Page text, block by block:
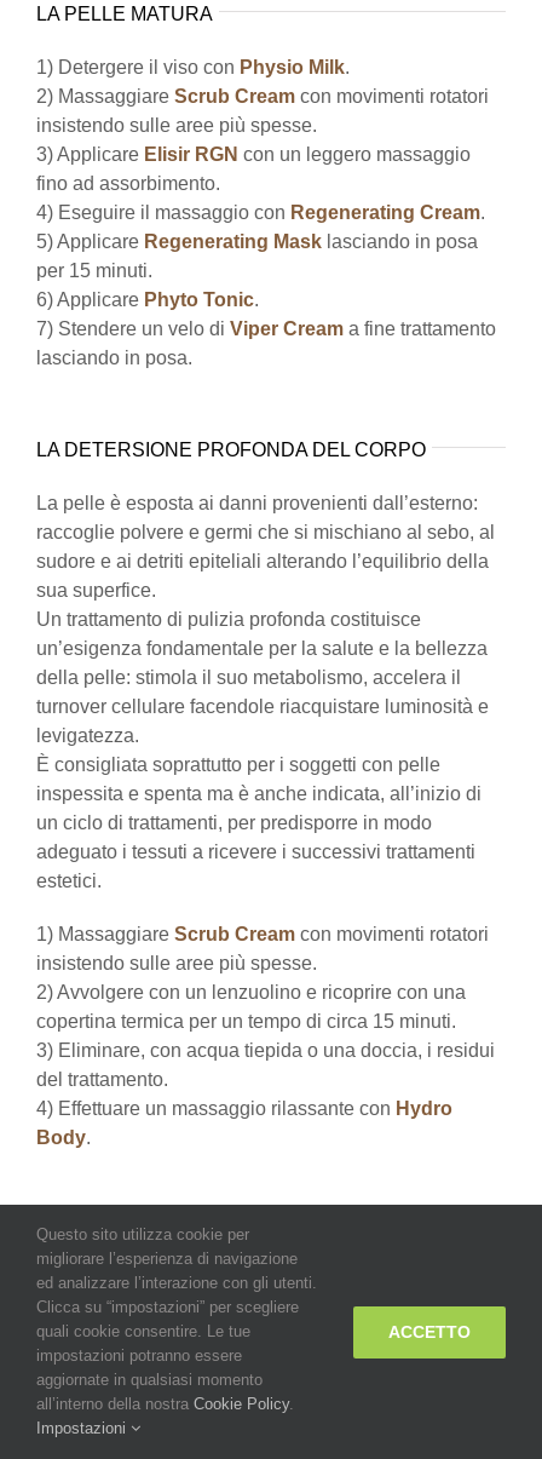
LA PELLE MATURA
1) Detergere il viso con Physio Milk.
2) Massaggiare Scrub Cream con movimenti rotatori
insistendo sulle aree più spesse.
3) Applicare Elisir RGN con un leggero massaggio
fino ad assorbimento.
4) Eseguire il massaggio con Regenerating Cream.
5) Applicare Regenerating Mask lasciando in posa
per 15 minuti.
6) Applicare Phyto Tonic.
7) Stendere un velo di Viper Cream a fine trattamento
lasciando in posa.
LA DETERSIONE PROFONDA DEL CORPO
La pelle è esposta ai danni provenienti dall’esterno:
raccoglie polvere e germi che si mischiano al sebo, al
sudore e ai detriti epiteliali alterando l’equilibrio della
sua superfice.
Un trattamento di pulizia profonda costituisce
un’esigenza fondamentale per la salute e la bellezza
della pelle: stimola il suo metabolismo, accelera il
turnover cellulare facendole riacquistare luminosità e
levigatezza.
È consigliata soprattutto per i soggetti con pelle
inspessita e spenta ma è anche indicata, all’inizio di
un ciclo di trattamenti, per predisporre in modo
adeguato i tessuti a ricevere i successivi trattamenti
estetici.
1) Massaggiare Scrub Cream con movimenti rotatori
insistendo sulle aree più spesse.
2) Avvolgere con un lenzuolino e ricoprire con una
copertina termica per un tempo di circa 15 minuti.
3) Eliminare, con acqua tiepida o una doccia, i residui
del trattamento.
4) Effettuare un massaggio rilassante con Hydro
Body.
IL RILASSAMENTO CUTANEO
1) Massaggiare conScrub Cream
Asportare con acqua tiepida.
2) ApplicareDren Oil, seguendo il percorso dei gangli
linfatici, con movimenti circolari leggeri.
3) Applicare Elisir TNFcon un leggero massaggio fino
ad assorbimento.
Questo sito utilizza cookie per
migliorare l’esperienza di navigazione
ed analizzare l’interazione con gli utenti.
Clicca su “impostazioni” per scegliere
quali cookie consentire. Le tue
impostazioni potranno essere
aggiornate in qualsiasi momento
all’interno della nostra Cookie Policy.
Impostazioni
ACCETTO